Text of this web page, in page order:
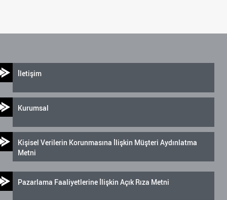
İletişim
Kurumsal
Kişisel Verilerin Korunmasına İlişkin Müşteri Aydınlatma
Metni
Pazarlama Faaliyetlerine İlişkin Açık Rıza Metni